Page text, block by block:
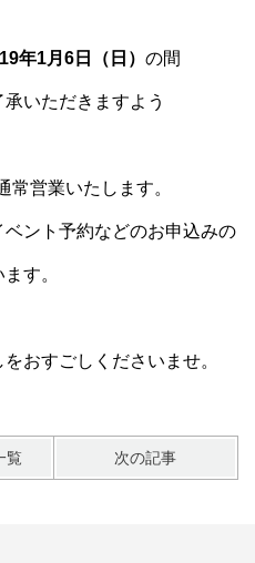
年1月6日（日） の間
いただきますよう
常営業いたします。
ント予約などのお申込みの
す。
おすごしくださいませ。
覧 次の記事